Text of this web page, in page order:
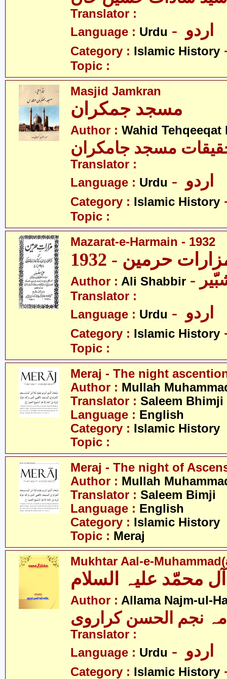
Translator :
Language : Urdu
Category : Islamic History
Topic :
Masjid Jamkran
Author : Wahid
مسجد جامکران
Translator :
Language : Urdu
Category : Islamic History
Topic :
Mazarat-e-Harmain - 1932
Author : Ali Shabbir
Translator :
Language : Urdu
Category : Islamic History
Topic :
Meraj - The night
Author : Mullah
Translator : Saleem Bhimji
Language : English
Category : Islamic History
Topic :
Meraj - The night of
Author : Mullah
Translator : Saleem Bimji
Language : English
Category : Islamic History
Topic : Meraj
Mukhtar Aal-e-
Author : Allama Najm-ul-
نجم الحسن کراروی
Translator :
Language : Urdu
Category : Islamic History